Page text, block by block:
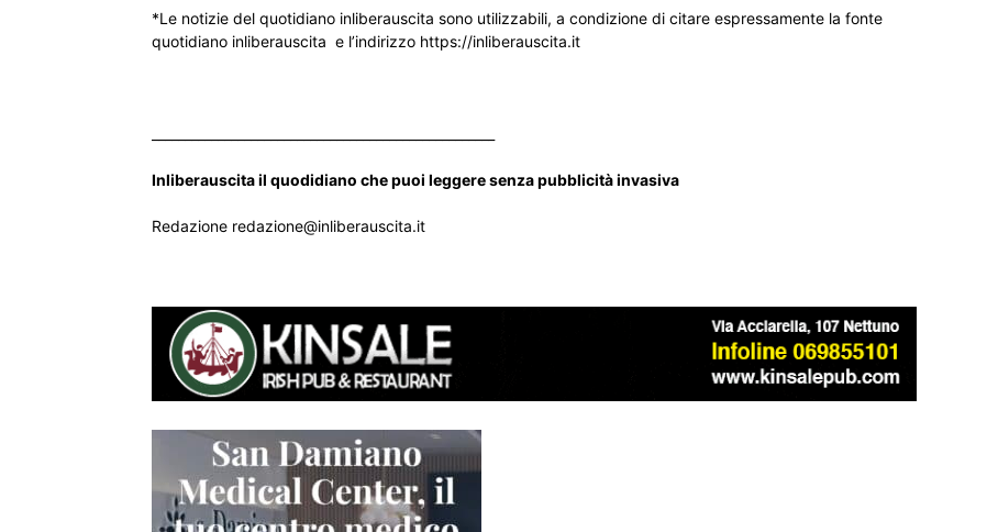
*Le notizie del quotidiano inliberauscita sono utilizzabili, a condizione di citare espressamente la fonte
quotidiano inliberauscita e l’indirizzo https://inliberauscita.it
Inliberauscita il quodidiano che puoi leggere senza pubblicità invasiva
Redazione redazione@inliberauscita.it